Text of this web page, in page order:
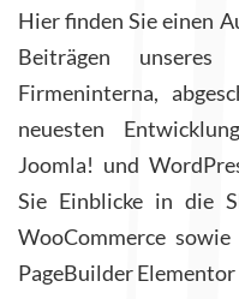
Hier finden Sie einen
Beiträgen unseres
Firmeninterna,
neuesten
Joomla! und
Sie Einblicke in die
WooCommerce
PageBuilder